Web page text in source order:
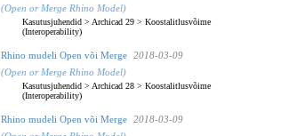
(Open or Merge Rhino Model)
Kasutusjuhendid > Archicad 29 > Koostalitlusvõime
(Interoperability)
Rhino mudeli Open või Merge
2018-03-09
(Open or Merge Rhino Model)
Kasutusjuhendid > Archicad 28 > Koostalitlusvõime
(Interoperability)
Rhino mudeli Open või Merge
2018-03-09